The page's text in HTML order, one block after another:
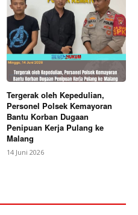
Tergerak oleh Kepedulian,
Personel Polsek Kemayoran
Bantu Korban Dugaan
Penipuan Kerja Pulang ke
Malang
14 Juni 2026